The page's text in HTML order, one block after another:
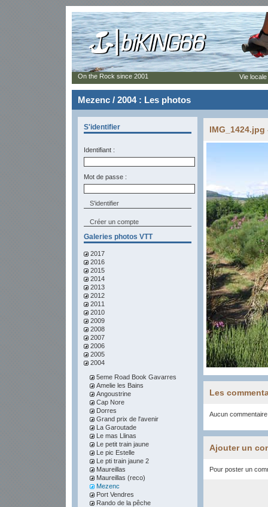
Mezenc / 2004 : Les photos
S'identifier
Identifiant :
Mot de passe :
Créer un compte
Galeries photos VTT
2017
2016
2015
2014
2013
2012
2011
2010
2009
2008
2007
2006
2005
2004
5eme Road Book Gavarres
Amelie les Bains
Angoustrine
Cap Nore
Dorres
Grand prix de l'avenir
La Garoutade
Le mas Llinas
Le petit train jaune
Le pic Estelle
Le pti train jaune 2
Maureillas
Maureillas (reco)
Mezenc
Port Vendres
Rando de la pêche
IMG_1424.jpg
Les
Aucun
Ajouter un
Pour poster un
On the Rock since 2001 Vie